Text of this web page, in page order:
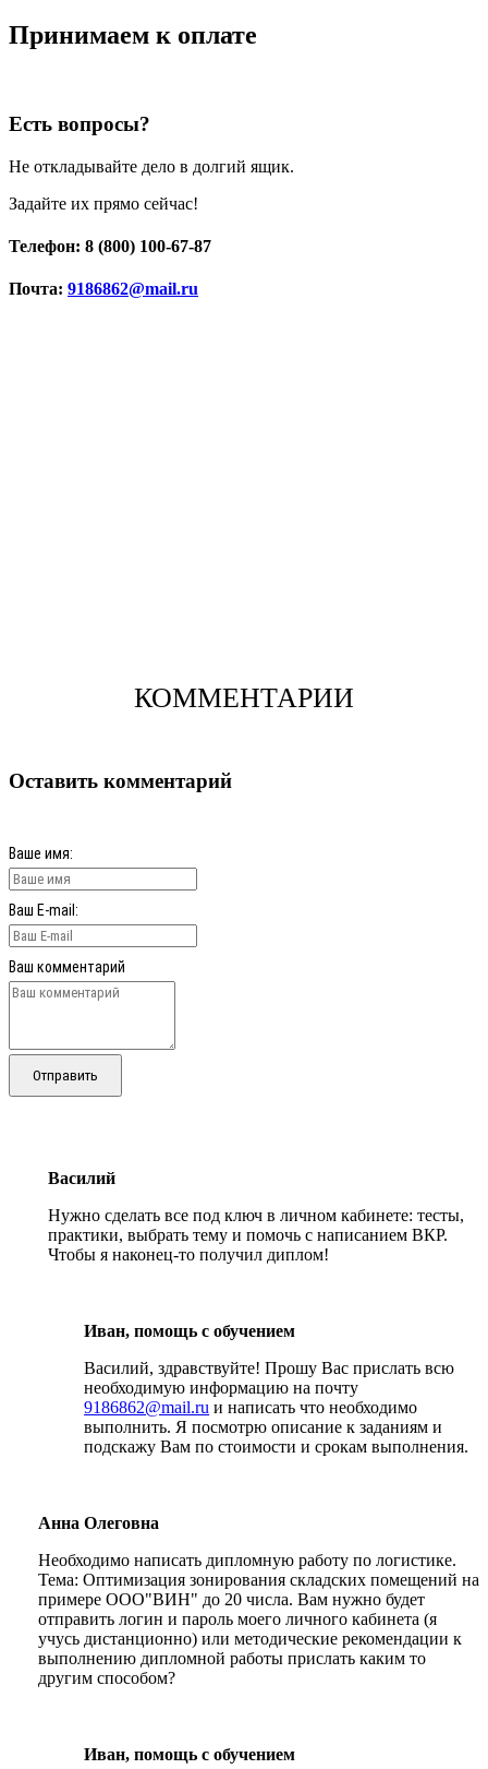
Принимаем к оплате
Есть вопросы?
Не откладывайте дело в долгий ящик.
Задайте их прямо сейчас!
Телефон: 8 (800) 100-67-87
Почта: 9186862@mail.ru
КОММЕНТАРИИ
Оставить комментарий
Ваше имя:
Ваш E-mail:
Ваш комментарий
Отправить
Василий
Нужно сделать все под ключ в личном кабинете: тесты,
практики, выбрать тему и помочь с написанием ВКР.
Чтобы я наконец-то получил диплом!
Иван, помощь с обучением
Василий, здравствуйте! Прошу Вас прислать всю
необходимую информацию на почту
9186862@mail.ru и написать что необходимо
выполнить. Я посмотрю описание к заданиям и
подскажу Вам по стоимости и срокам выполнения.
Анна Олеговна
Необходимо написать дипломную работу по логистике.
Тема: Оптимизация зонирования складских помещений на
примере ООО"ВИН" до 20 числа. Вам нужно будет
отправить логин и пароль моего личного кабинета (я
учусь дистанционно) или методические рекомендации к
выполнению дипломной работы прислать каким то
другим способом?
Иван, помощь с обучением